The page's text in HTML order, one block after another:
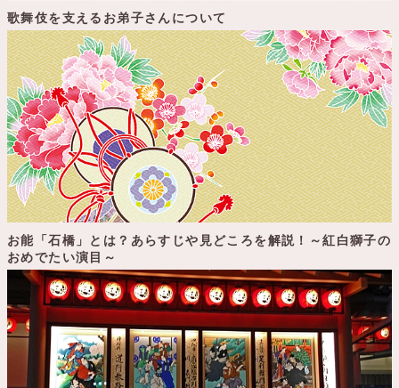
歌舞伎を支えるお弟子さんについて
お能「石橋」とは？あらすじや見どころを解説！～紅白獅子の
おめでたい演目～